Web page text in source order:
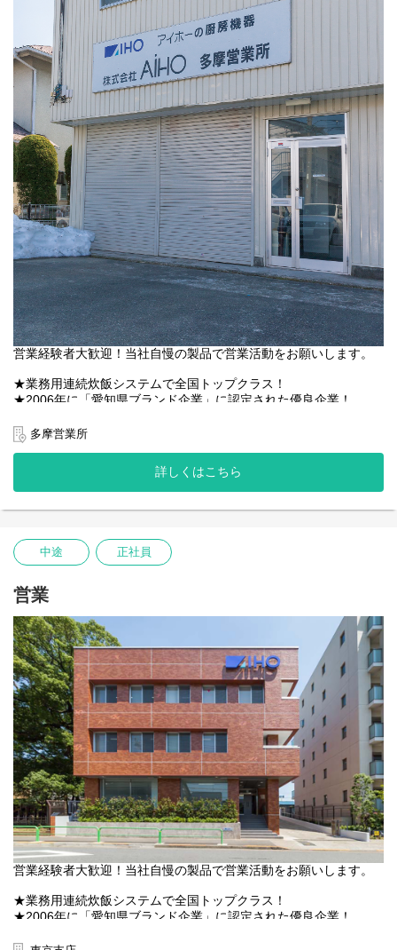
営業経験者大歓迎！当社自慢の製品で営業活動をお願いします。
★業務用連続炊飯システムで全国トップクラス！
★2006年に「愛知県ブランド企業」に認定された優良企業！
＜仕事詳細＞
ター、福祉法人、その他企業等に提案します。
営業先は食品関連のメーカーや、学校・施設など食堂を併設する
法人や官公庁です。
いになることも多々☆
人とコミュニケーションを取ることが好きな方にお任せしたいお
多摩営業所
詳しくはこちら
中途 正社員
営業
営業経験者大歓迎！当社自慢の製品で営業活動をお願いします。
★業務用連続炊飯システムで全国トップクラス！
★2006年に「愛知県ブランド企業」に認定された優良企業！